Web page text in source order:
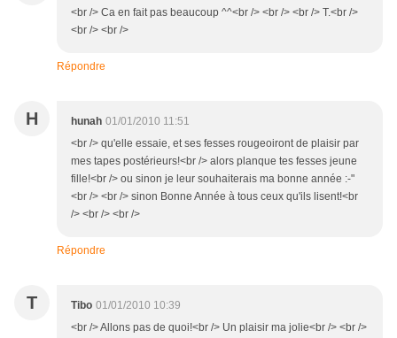
<br /> Ca en fait pas beaucoup ^^<br /> <br /> <br /> T.<br />
<br /> <br />
Répondre
H hunah 01/01/2010 11:51
<br /> qu'elle essaie, et ses fesses rougeoiront de plaisir par
mes tapes postérieurs!<br /> alors planque tes fesses jeune
fille!<br /> ou sinon je leur souhaiterais ma bonne année :-"
<br /> <br /> sinon Bonne Année à tous ceux qu'ils lisent!<br
/> <br /> <br />
Répondre
T Tibo 01/01/2010 10:39
<br /> Allons pas de quoi!<br /> Un plaisir ma jolie<br /> <br />